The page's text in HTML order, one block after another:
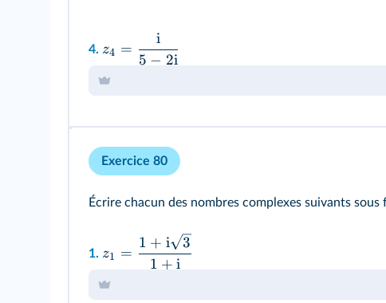
4. z4 =
5 − 2i
i
Exercice 80
Écrire chacun des nombres complexes suivants sous
1. z1 =
1 + i
1 + i 3